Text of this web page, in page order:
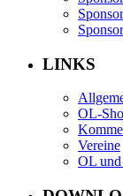
LINKS
OL-
Vereine
OL